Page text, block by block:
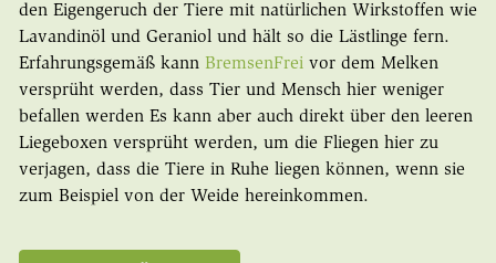
den Eigengeruch der Tiere mit natürlichen Wirkstoffen wie
Lavandinöl und Geraniol und hält so die Lästlinge fern.
Erfahrungsgemäß kann BremsenFreivor dem Melken
versprüht werden, dass Tier und Mensch hier weniger
befallen werden Es kann aber auch direkt über den leeren
Liegeboxen versprüht werden, um die Fliegen hier zu
verjagen, dass die Tiere in Ruhe liegen können, wenn sie
zum Beispiel von der Weide hereinkommen.